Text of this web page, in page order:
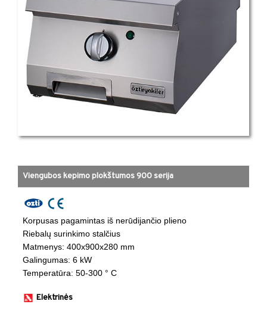
Viengubos kepimo plokštumos 900 serija
Korpusas pagamintas iš nerūdijančio plieno
Riebalų surinkimo stalčius
​Matmenys: 400x900x280 mm ​
​Galingumas: 6 kW ​
​Temperatūra: 50-300 ° C ​
Elektrinės